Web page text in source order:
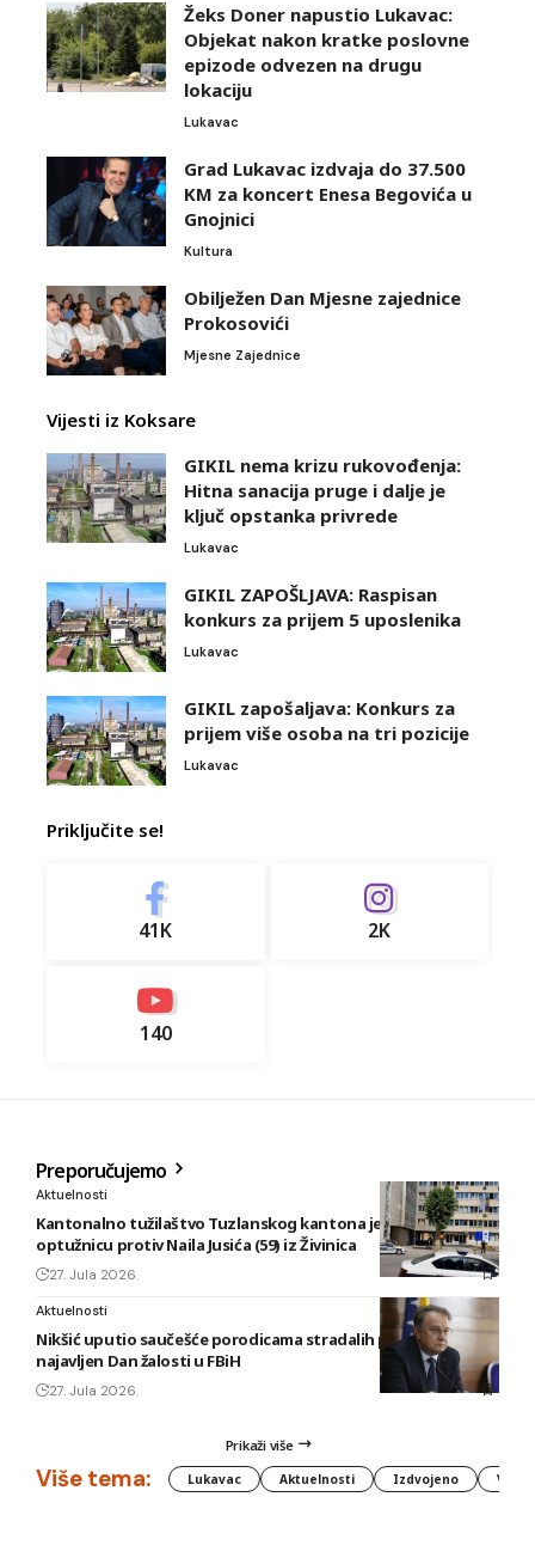
Žeks Doner napustio Lukavac:
Objekat nakon kratke poslovne
epizode odvezen na drugu
lokaciju
Lukavac
Grad Lukavac izdvaja do 37.500
KM za koncert Enesa Begovića u
Gnojnici
Kultura
Obilježen Dan Mjesne zajednice
Prokosovići
Mjesne Zajednice
Vijesti iz Koksare
GIKIL nema krizu rukovođenja:
Hitna sanacija pruge i dalje je
ključ opstanka privrede
Lukavac
GIKIL ZAPOŠLJAVA: Raspisan
konkurs za prijem 5 uposlenika
Lukavac
GIKIL zapošaljava: Konkurs za
prijem više osoba na tri pozicije
Lukavac
Priključite se!
41K 2K
140
Preporučujemo
Aktuelnosti
Kantonalno tužilaštvo Tuzlanskog kantona je podiglo
optužnicu protiv Naila Jusića (59) iz Živinica
27. Jula 2026.
Aktuelnosti
Nikšić uputio saučešće porodicama stradalih planinara,
najavljen Dan žalosti u FBiH
27. Jula 2026.
Prikaži više
Više tema: Lukavac Aktuelnosti Izdvojeno